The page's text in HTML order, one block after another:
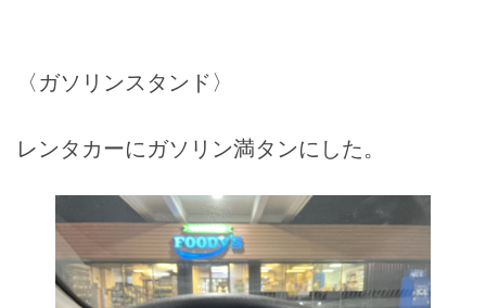
〈ガソリンスタンド〉
レンタカーにガソリン満タンにした。